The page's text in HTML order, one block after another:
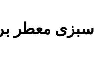
سبزی معطر